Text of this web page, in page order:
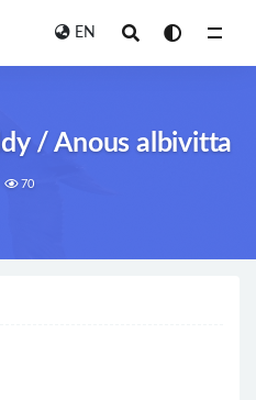
EN
/ Anous albivitta
70